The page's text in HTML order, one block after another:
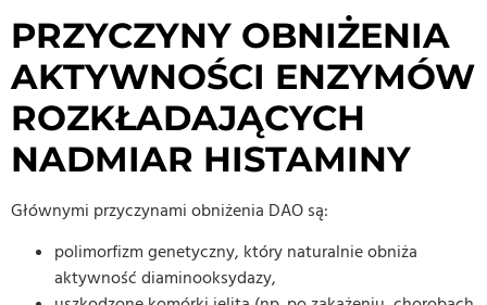
PRZYCZYNY OBNIŻENIA
AKTYWNOŚCI ENZYMÓW
ROZKŁADAJĄCYCH
NADMIAR HISTAMINY
Głównymi przyczynami obniżenia DAO są:
polimorfizm genetyczny, który naturalnie obniża
aktywność diaminooksydazy,